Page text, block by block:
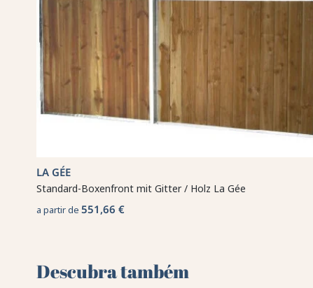
LA GÉE
Standard-Boxenfront mit Gitter / Holz La Gée
a partir de551,66 €
Descubra também 🌻